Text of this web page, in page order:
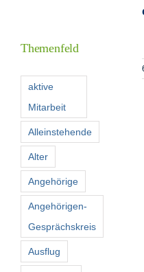
Kontakt
Suche
nach:
Themenfeld
aktive
Mitarbeit
Alleinstehende
Alter
Angehörige
Angehörigen-
Gesprächskreis
Ausflug